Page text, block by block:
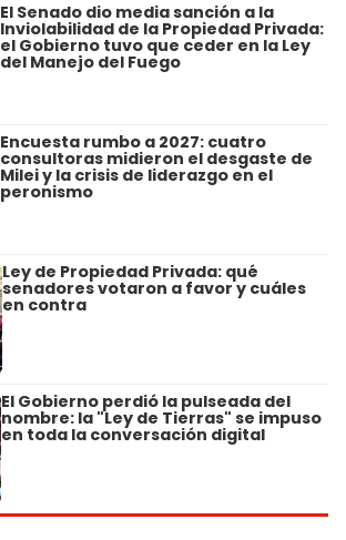
El Senado dio media sanción a la
Inviolabilidad de la Propiedad Privada:
el Gobierno tuvo que ceder en la Ley
del Manejo del Fuego
Encuesta rumbo a 2027: cuatro
consultoras midieron el desgaste de
Milei y la crisis de liderazgo en el
peronismo
Ley de Propiedad Privada: qué
senadores votaron a favor y cuáles
en contra
El Gobierno perdió la pulseada del
nombre: la "Ley de Tierras" se impuso
en toda la conversación digital